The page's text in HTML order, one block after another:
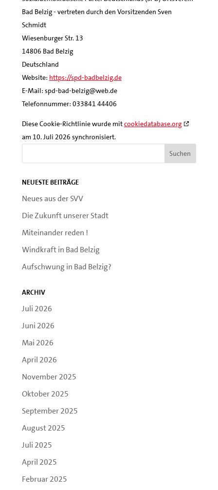
Bad Belzig - vertreten durch den Vorsitzenden Sven
Schmidt
Wiesenburger Str. 13
14806 Bad Belzig
Deutschland
Website: https://spd-badbelzig.de
E-Mail: spd-bad-belzig@web.de
Telefonnummer: 033841 44406
Diese Cookie-Richtlinie wurde mitcookiedatabase.org
am 10. Juli 2026 synchronisiert.
Neueste Beiträge
Neues aus der SVV
Die Zukunft unserer Stadt
Miteinander reden !
Windkraft in Bad Belzig
Aufschwung in Bad Belzig?
Archiv
Juli 2026
Juni 2026
Mai 2026
April 2026
November 2025
Oktober 2025
September 2025
August 2025
Juli 2025
April 2025
Februar 2025